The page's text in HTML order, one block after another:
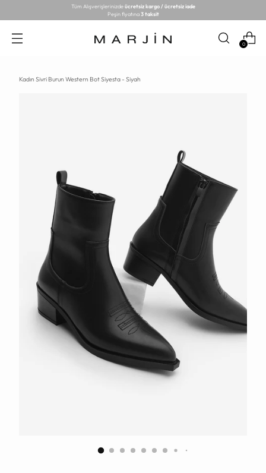
Tüm Alışverişlerinizdeücretsiz kargo / ücretsiz iade
Peşin fiyatına3 taksit
0
Kadın Sivri Burun Western Bot Siyesta - Siyah